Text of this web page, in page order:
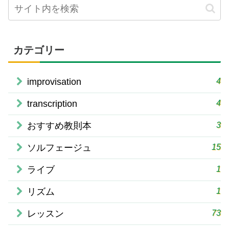
カテゴリー
improvisation 4
transcription 4
おすすめ教則本 3
ソルフェージュ 15
ライブ 1
リズム 1
レッスン 73